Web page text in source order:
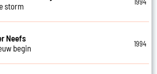
storm
Neefs
begin
1994